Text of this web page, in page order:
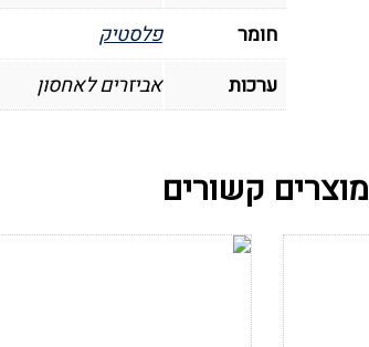
חומר
פלסטיק
ערכות
אביזרים לאחסון
מוצרים קשורים